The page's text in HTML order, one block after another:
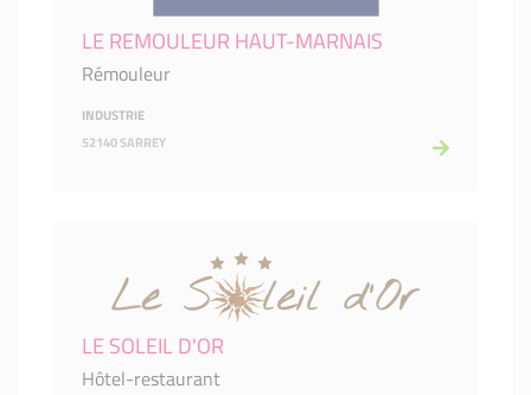
LE REMOULEUR HAUT-MARNAIS
Rémouleur
INDUSTRIE
52140 SARREY
LE SOLEIL D'OR
Hôtel-restaurant